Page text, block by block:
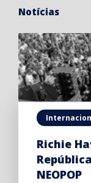
Notícias
Richie
NEOPOP